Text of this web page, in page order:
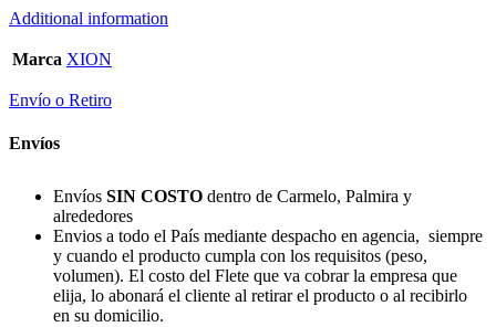
Additional information
Marca XION
Envío o Retiro
Envíos
Envíos SIN COSTO dentro de Carmelo, Palmira y
alrededores
Envios a todo el País mediante despacho en agencia, siempre
y cuando el producto cumpla con los requisitos (peso,
volumen). El costo del Flete que va cobrar la empresa que
elija, lo abonará el cliente al retirar el producto o al recibirlo
en su domicilio.